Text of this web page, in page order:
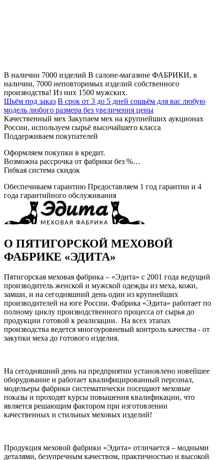
В наличии 7000 изделий В салоне-магазине ФАБРИКИ, в
наличии, 7000 неповторимых изделий собственного
производства! Из них 1500 мужских.
Шьём под заказ В срок от 3 до 5 дней сошьём для вас любую
модель любого размера без увеличения цены
Качественный мех Закупаем мех на крупнейших аукционах
России, используем сырьё высочайшего класса
Поддерживаем покупателей
Оформляем покупки в кредит.
Возможна рассрочка от фабрики без %…
Гибкая система скидок
Обеспечиваем гарантию Предоставляем 1 год гарантии и 4
года гарантийного обслуживания
О ПЯТИГОРСКОЙ МЕХОВОЙ
ФАБРИКЕ «ЭДИТА»
Пятигорская меховая фабрика – «Эдита» с 2001 года ведущий
производитель женской и мужской одежды из меха, кожи,
замши, и на сегодняшний день один из крупнейших
производителей на юге России. Фабрика «Эдита» работает по
полному циклу производственного процесса от сырья до
продукции готовой к реализации. На всех этапах
производства ведется многоуровневый контроль качества - от
закупки меха до готового изделия.
На сегодняшний день на предприятии установлено новейшее
оборудование и работает квалифицированный персонал,
модельеры фабрики систематически посещают меховые
показы и проходят курсы повышения квалификации, что
является решающим фактором при изготовлении
качественных и стильных меховых изделий!
Продукция меховой фабрики «Эдита» отличается – модными
деталями, безупречным качеством, практичностью и высокой